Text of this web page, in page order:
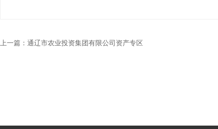
上一篇： 通辽市农业投资集团有限公司资产专区